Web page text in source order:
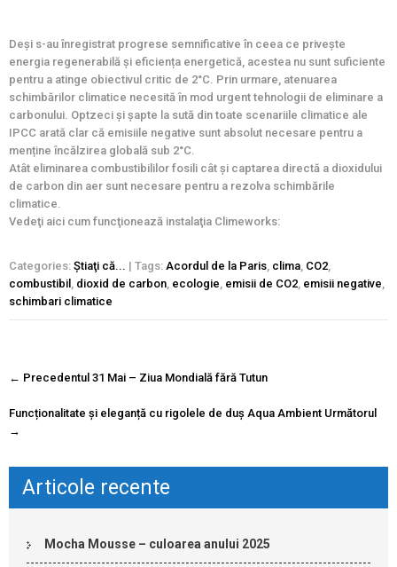
Deşi s-au înregistrat progrese semnificative în ceea ce privește
energia regenerabilă și eficiența energetică, acestea nu sunt suficiente
pentru a atinge obiectivul critic de 2°C. Prin urmare, atenuarea
schimbărilor climatice necesită în mod urgent tehnologii de eliminare a
carbonului. Optzeci și șapte la sută din toate scenariile climatice ale
IPCC arată clar că emisiile negative sunt absolut necesare pentru a
menține încălzirea globală sub 2°C.
Atât eliminarea combustibililor fosili cât și captarea directă a dioxidului
de carbon din aer sunt necesare pentru a rezolva schimbările
climatice.
Vedeţi aici cum funcţionează instalaţia Climeworks:
Categories: Ştiaţi că... | Tags: Acordul de la Paris, clima, CO2,
combustibil , dioxid de carbon, ecologie, emisii de CO2, emisii negative,
schimbari climatice
Navigare
postare
← Precedentul 31 Mai – Ziua Mondială fără Tutun
Funcționalitate și eleganță cu rigolele de duș Aqua Ambient Următorul
→
Articole recente
Mocha Mousse – culoarea anului 2025